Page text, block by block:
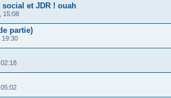
et JDR ! ouah
15:08
partie)
19:30